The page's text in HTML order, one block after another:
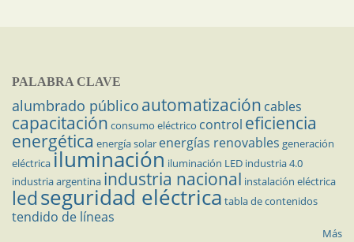
PALABRA CLAVE
alumbrado público automatización cables
capacitación consumo eléctrico control eficiencia
energética energía solar energías renovables generación
eléctricailuminación iluminación LED industria 4.0
industria argentina industria nacional instalación eléctrica
ledseguridad eléctrica tabla de contenidos
tendido de líneas
Más